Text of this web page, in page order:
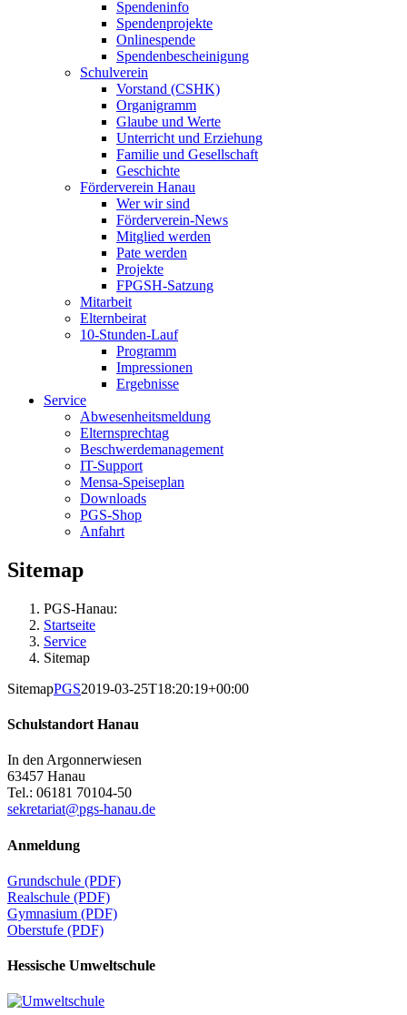
Spendeninfo
Spendenprojekte
Onlinespende
Spendenbescheinigung
Schulverein
Vorstand (CSHK)
Organigramm
Glaube und Werte
Unterricht und Erziehung
Familie und Gesellschaft
Geschichte
Förderverein Hanau
Wer wir sind
Förderverein-News
Mitglied werden
Pate werden
Projekte
FPGSH-Satzung
Mitarbeit
Elternbeirat
10-Stunden-Lauf
Programm
Impressionen
Ergebnisse
Service
Abwesenheitsmeldung
Elternsprechtag
Beschwerdemanagement
IT-Support
Mensa-Speiseplan
Downloads
PGS-Shop
Anfahrt
Sitemap
PGS-Hanau:
Startseite
Service
Sitemap
SitemapPGS2019-03-25T18:20:19+00:00
Schulstandort Hanau
In den Argonnerwiesen
63457 Hanau
Tel.: 06181 70104-50
sekretariat@pgs-hanau.de
Anmeldung
Grundschule (PDF)
Realschule (PDF)
Gymnasium (PDF)
Oberstufe (PDF)
Hessische Umweltschule